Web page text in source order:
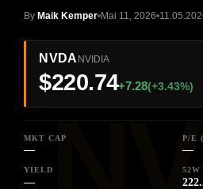
ByMaik Kemper Mai 11, 2026
NVDA NVIDIA
$220.74+7.28(+3.43%)
MKT CAP
—
P/E
—
YIELD
—